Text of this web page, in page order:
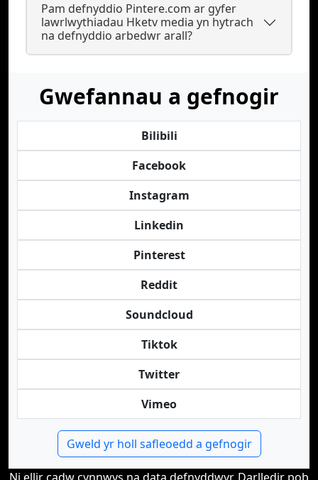
Pam defnyddio Pintere.com ar gyfer
lawrlwythiadau Hketv media yn hytrach
na defnyddio arbedwr arall?
Gwefannau a gefnogir
Bilibili
Facebook
Instagram
Linkedin
Pinterest
Reddit
Soundcloud
Tiktok
Twitter
Vimeo
Gweld yr holl safleoedd a gefnogir